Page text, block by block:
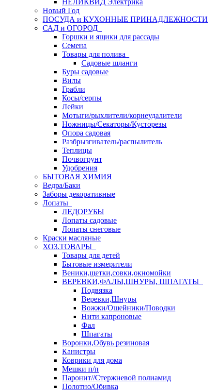
НЕЛИКВИД Электрика
Новый Год
ПОСУДА и КУХОННЫЕ ПРИНАДЛЕЖНОСТИ
САД и ОГОРОД
Горшки и ящики для рассады
Семена
Товары для полива
Садовые шланги
Буры садовые
Вилы
Грабли
Косы/серпы
Лейки
Мотыги/рыхлители/корнеудалители
Ножницы/Секаторы/Кусторезы
Опора садовая
Разбрызгиватель/распылитель
Теплицы
Почвогрунт
Удобрения
БЫТОВАЯ ХИМИЯ
Ведра/Баки
Заборы декоративные
Лопаты
ЛЕДОРУБЫ
Лопаты садовые
Лопаты снеговые
Краски масляные
ХОЗ.ТОВАРЫ
Товары для детей
Бытовые измерители
Веники,щетки,совки,окномойки
ВЕРЕВКИ,ФАЛЫ,ШНУРЫ, ШПАГАТЫ
Подвязка
Веревки,Шнуры
Вожжи/Ошейники/Поводки
Нити капроновые
Фал
Шпагаты
Воронки,Обувь резиновая
Канистры
Коврики для дома
Мешки п/п
Паронит//Стержневой полиамид
Полотно/Обивка